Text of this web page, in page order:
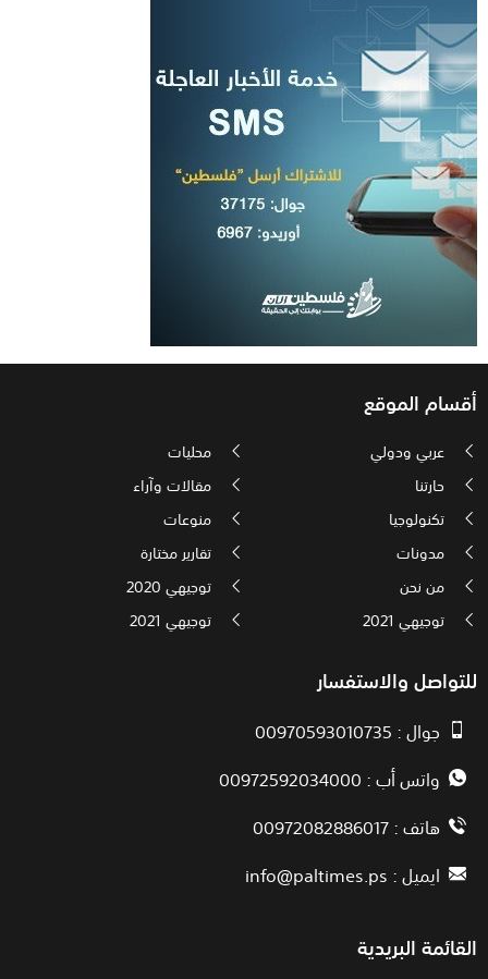
أقسام الموقع
عربي ودولي
محليات
حارتنا
مقالات وآراء
تكنولوجيا
منوعات
مدونات
تقارير مختارة
من نحن
توجيهي 2020
توجيهي 2021
توجيهي 2021
للتواصل والاستفسار
جوال : 00970593010735
واتس أب : 00972592034000
هاتف : 00972082886017
ايميل :info@paltimes.ps
القائمة البريدية